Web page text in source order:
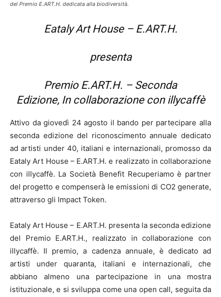
del Premio E.ART.H. dedicata alla biodiversità.
Eataly Art House – E.ART.H.
presenta
Premio E.ART.H. – Seconda
Edizione, In collaborazione con illycaffè
Attivo da giovedì 24 agosto il bando per partecipare alla
seconda edizione del riconoscimento annuale dedicato
ad artisti under 40, italiani e internazionali, promosso da
Eataly Art House – E.ART.H. e realizzato in collaborazione
con illycaffè. La Società Benefit Recuperiamo è partner
del progetto e compenserà le emissioni di CO2 generate,
attraverso gli Impact Token.
Eataly Art House – E.ART.H. presenta la seconda edizione
del Premio E.ART.H., realizzato in collaborazione con
illycaffè. Il premio, a cadenza annuale, è dedicato ad
artisti under quaranta, italiani e internazionali, che
abbiano almeno una partecipazione in una mostra
istituzionale, e si sviluppa come una open call, seguita da